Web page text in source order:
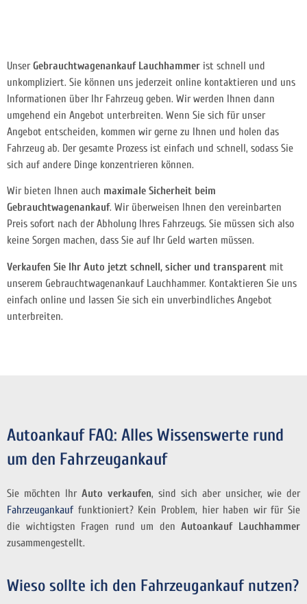
UnserGebrauchtwagenankauf Lauchhammer ist schnell und
unkompliziert. Sie können uns jederzeit online kontaktieren und uns
Informationen über Ihr Fahrzeug geben. Wir werden Ihnen dann
umgehend ein Angebot unterbreiten. Wenn Sie sich für unser
Angebot entscheiden, kommen wir gerne zu Ihnen und holen das
Fahrzeug ab. Der gesamte Prozess ist einfach und schnell, sodass Sie
sich auf andere Dinge konzentrieren können.
Wir bieten Ihnen auch maximale Sicherheit beim
Gebrauchtwagenankauf. Wir überweisen Ihnen den vereinbarten
Preis sofort nach der Abholung Ihres Fahrzeugs. Sie müssen sich also
keine Sorgen machen, dass Sie auf Ihr Geld warten müssen.
Verkaufen Sie Ihr Auto jetzt schnell, sicher und transparent mit
unserem Gebrauchtwagenankauf Lauchhammer. Kontaktieren Sie uns
einfach online und lassen Sie sich ein unverbindliches Angebot
unterbreiten.
Autoankauf FAQ: Alles Wissenswerte rund
um den Fahrzeugankauf
Sie möchten Ihr Auto verkaufen, sind sich aber unsicher, wie der
Fahrzeugankauffunktioniert? Kein Problem, hier haben wir für Sie
die wichtigsten Fragen rund um denAutoankauf Lauchhammer
zusammengestellt.
Wieso sollte ich den Fahrzeugankauf nutzen?